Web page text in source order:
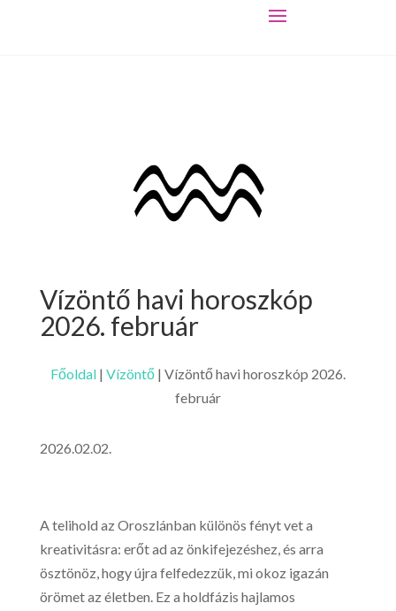
Vízöntő havi horoszkóp
2026. február
Főoldal| Vízöntő| Vízöntő havi horoszkóp 2026.
február
2026.02.02.
A telihold az Oroszlánban különös fényt vet a
kreativitásra: erőt ad az önkifejezéshez, és arra
ösztönöz, hogy újra felfedezzük, mi okoz igazán
örömet az életben. Ez a holdfázis hajlamos